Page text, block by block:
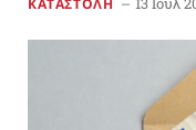
ΚΑΤΑΣΤΟΛΗ